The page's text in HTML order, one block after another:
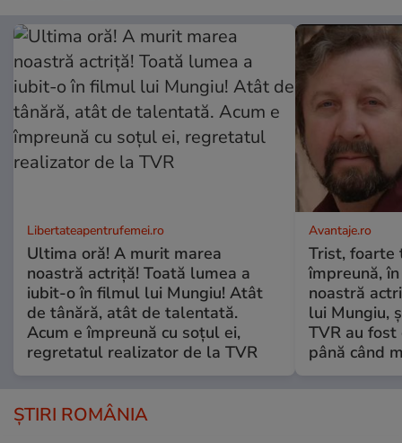
Libertateapentrufemei.ro
Ultima oră! A murit marea
noastră actriță! Toată lumea a
iubit-o în filmul lui Mungiu! Atât
de tânără, atât de talentată.
Acum e împreună cu soțul ei,
regretatul realizator de la TVR
Avantaje.ro
Trist, foarte
împreună,
noastră
lui Mungiu,
TVR au
până când
ȘTIRI ROMÂNIA